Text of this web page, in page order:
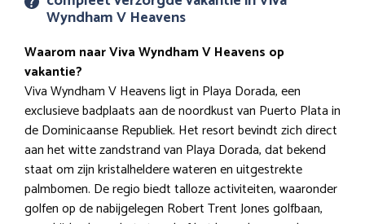
Wyndham V Heavens
Waarom naar Viva Wyndham V Heavens op
vakantie?
Viva Wyndham V Heavens ligt in Playa Dorada, een
exclusieve badplaats aan de noordkust van Puerto Plata in
de Dominicaanse Republiek. Het resort bevindt zich direct
aan het witte zandstrand van Playa Dorada, dat bekend
staat om zijn kristalheldere wateren en uitgestrekte
palmbomen. De regio biedt talloze activiteiten, waaronder
golfen op de nabijgelegen Robert Trent Jones golfbaan,